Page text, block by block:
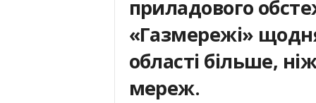
приладового
«Газмережі»
області більше,
мереж.